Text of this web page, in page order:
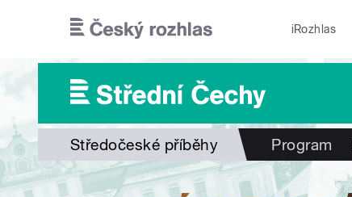
iRozhlas
Středočeské příběhy Program